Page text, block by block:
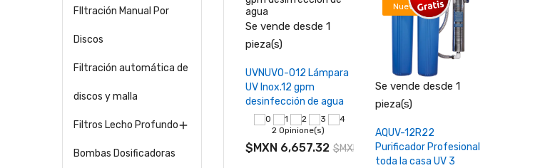
FIltración Manual Por
Discos
Filtración automática de
discos y malla
Filtros Lecho Profundo
Bombas Dosificadoras
Se vende desde 1
pieza(s)
−
Añadir al carrito
UVNUVO-012 Lámpara
UV Inox.12 gpm
desinfección de agua
2 Opinione(s)
$MXN 6,657.32 $MXN 12,104.21
Nuevo
Se vende desde 1
pieza(s)Seleccionar
opciones
AQUV-12R22
Purificador Profesional
toda la casa UV 3